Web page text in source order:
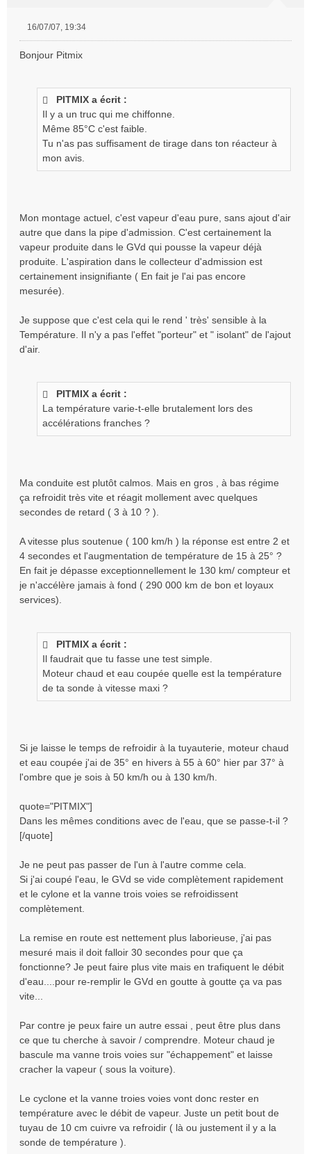
s
16/07/07, 19:34
Bonjour Pitmix
PITMIX a écrit :
Il y a un truc qui me chiffonne.
Même 85°C c'est faible.
Tu n'as pas suffisament de tirage dans ton réacteur à
mon avis.
Mon montage actuel, c'est vapeur d'eau pure, sans ajout d'air
autre que dans la pipe d'admission. C'est certainement la
vapeur produite dans le GVd qui pousse la vapeur déjà
produite. L'aspiration dans le collecteur d'admission est
certainement insignifiante ( En fait je l'ai pas encore
mesurée).
Je suppose que c'est cela qui le rend ' très' sensible à la
Température. Il n'y a pas l'effet "porteur" et " isolant" de l'ajout
d'air.
PITMIX a écrit :
La température varie-t-elle brutalement lors des
accélérations franches ?
Ma conduite est plutôt calmos. Mais en gros , à bas régime
ça refroidit très vite et réagit mollement avec quelques
secondes de retard ( 3 à 10 ? ).
A vitesse plus soutenue ( 100 km/h ) la réponse est entre 2 et
4 secondes et l'augmentation de température de 15 à 25° ?
En fait je dépasse exceptionnellement le 130 km/ compteur et
je n'accélère jamais à fond ( 290 000 km de bon et loyaux
services).
PITMIX a écrit :
Il faudrait que tu fasse une test simple.
Moteur chaud et eau coupée quelle est la température
de ta sonde à vitesse maxi ?
Si je laisse le temps de refroidir à la tuyauterie, moteur chaud
et eau coupée j'ai de 35° en hivers à 55 à 60° hier par 37° à
l'ombre que je sois à 50 km/h ou à 130 km/h.
quote="PITMIX"]
Dans les mêmes conditions avec de l'eau, que se passe-t-il ?
[/quote]
Je ne peut pas passer de l'un à l'autre comme cela.
Si j'ai coupé l'eau, le GVd se vide complètement rapidement
et le cylone et la vanne trois voies se refroidissent
complètement.
La remise en route est nettement plus laborieuse, j'ai pas
mesuré mais il doit falloir 30 secondes pour que ça
fonctionne? Je peut faire plus vite mais en trafiquent le débit
d'eau....pour re-remplir le GVd en goutte à goutte ça va pas
vite...
Par contre je peux faire un autre essai , peut être plus dans
ce que tu cherche à savoir / comprendre. Moteur chaud je
bascule ma vanne trois voies sur "échappement" et laisse
cracher la vapeur ( sous la voiture).
Le cyclone et la vanne troies voies vont donc rester en
température avec le débit de vapeur. Juste un petit bout de
tuyau de 10 cm cuivre va refroidir ( là ou justement il y a la
sonde de température ).